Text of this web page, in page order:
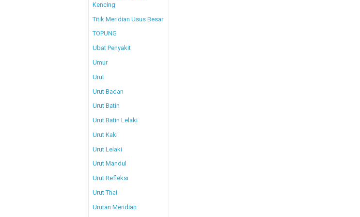
Kencing
Titik Meridian Usus Besar
TOPUNG
Ubat Penyakit
Umur
Urut
Urut Badan
Urut Batin
Urut Batin Lelaki
Urut Kaki
Urut Lelaki
Urut Mandul
Urut Refleksi
Urut Thai
Urutan Meridian